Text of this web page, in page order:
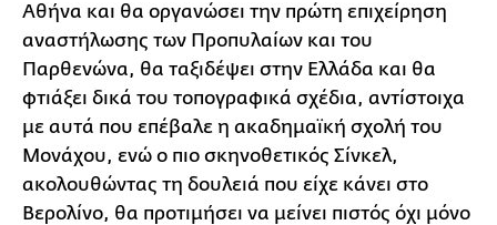
Αθήνα και θα οργανώσει την πρώτη επιχείρηση
αναστήλωσης των Προπυλαίων και του
Παρθενώνα, θα ταξιδέψει στην Ελλάδα και θα
φτιάξει δικά του τοπογραφικά σχέδια, αντίστοιχα
με αυτά που επέβαλε η ακαδημαϊκή σχολή του
Μονάχου, ενώ ο πιο σκηνοθετικός Σίνκελ,
ακολουθώντας τη δουλειά που είχε κάνει στο
Βερολίνο, θα προτιμήσει να μείνει πιστός όχι μόνο